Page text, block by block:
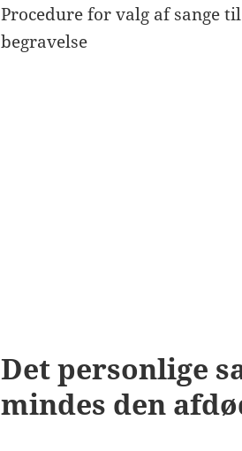
Procedure for valg af sange til
begravelse
Det personlige
mindes den